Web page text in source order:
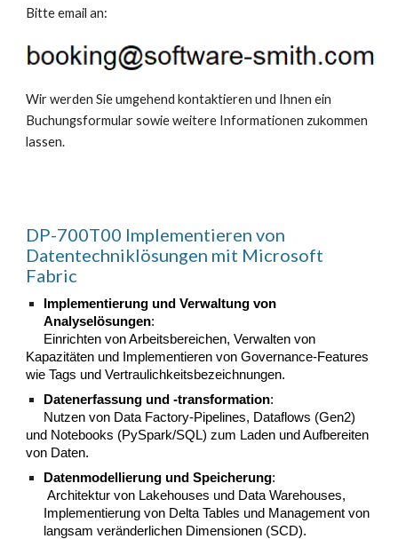
Bitte email an:
Wir werden Sie umgehend kontaktieren und Ihnen ein
Buchungsformular sowie weitere Informationen zukommen
lassen.
DP-700T00 Implementieren von
Datentechniklösungen mit Microsoft
Fabric
Implementierung und Verwaltung von
Analyselösungen:
Einrichten von Arbeitsbereichen, Verwalten von
Kapazitäten und Implementieren von Governance-Features
wie Tags und Vertraulichkeitsbezeichnungen.
Datenerfassung und -transformation:
Nutzen von Data Factory-Pipelines, Dataflows (Gen2)
und Notebooks (PySpark/SQL) zum Laden und Aufbereiten
von Daten.
Datenmodellierung und Speicherung:
Architektur von Lakehouses und Data Warehouses,
Implementierung von Delta Tables und Management von
langsam veränderlichen Dimensionen (SCD).